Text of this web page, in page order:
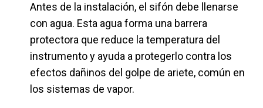
Antes de la instalación, el sifón debe llenarse
con agua. Esta agua forma una barrera
protectora que reduce la temperatura del
instrumento y ayuda a protegerlo contra los
efectos dañinos del golpe de ariete, común en
los sistemas de vapor.